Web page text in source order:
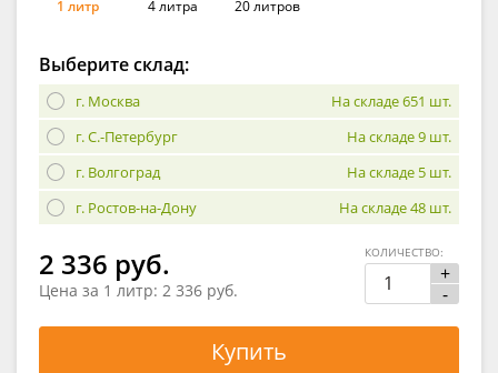
1 литр 4 литра 20 литров
Выберите склад:
г. Москва
На складе 651 шт.
г. С.-Петербург
На складе 9 шт.
г. Волгоград
На складе 5 шт.
г. Ростов-на-Дону
На складе 48 шт.
2 336 руб.
Цена за 1 литр: 2 336 руб.
+
-
КОЛИЧЕСТВО:
Купить